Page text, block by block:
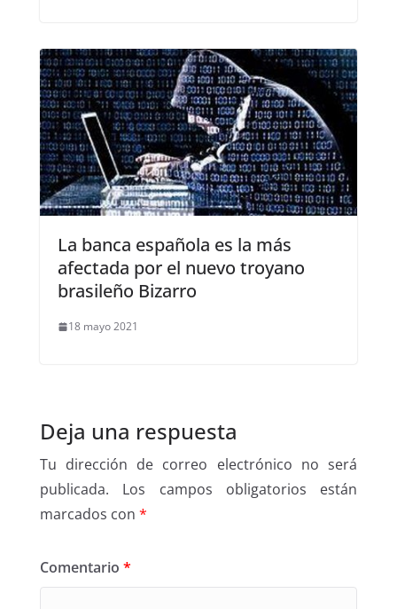
La banca española es la más
afectada por el nuevo troyano
brasileño Bizarro
18 mayo 2021
Deja una respuesta
Tu dirección de correo electrónico no será
publicada.
Los campos obligatorios están
marcados con *
Comentario *